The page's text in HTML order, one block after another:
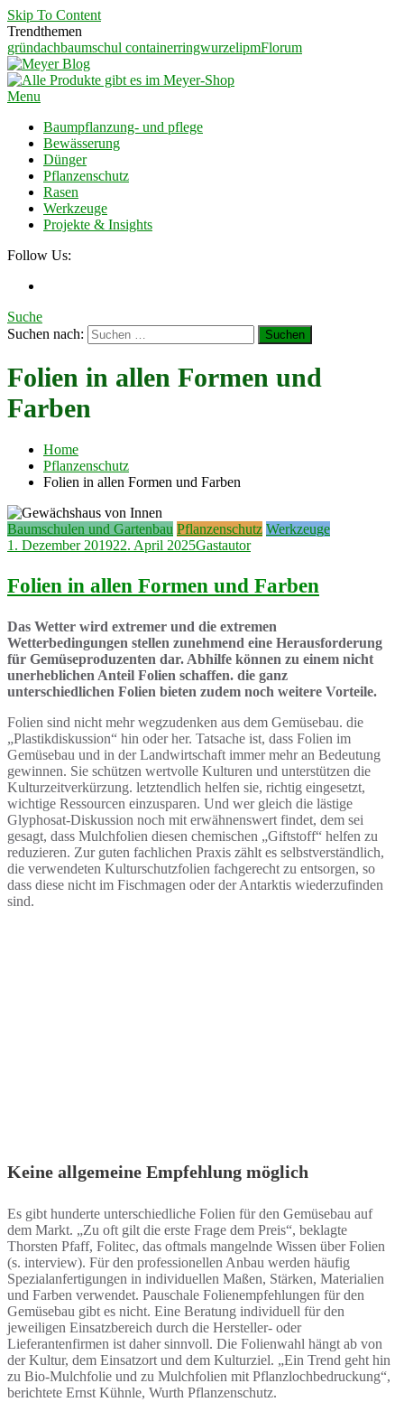
Skip To Content
Trendthemen
gründachbaumschul containerringwurzelipmFlorum
Meyer Blog
Ein Blog für Garten und Landschaftsbauer
Menu
Baumpflanzung- und pflege
Bewässerung
Dünger
Pflanzenschutz
Rasen
Werkzeuge
Projekte & Insights
Follow Us:
Suche
Suchen nach:
Folien in allen Formen und
Farben
Home
Pflanzenschutz
Folien in allen Formen und Farben
Baumschulen und Gartenbau Pflanzenschutz Werkzeuge
1. Dezember 201922. April 2025Gastautor
Folien in allen Formen und Farben
Das Wetter wird extremer und die extremen
Wetterbedingungen stellen zunehmend eine Herausforderung
für Gemüseproduzenten dar. Abhilfe können zu einem nicht
unerheblichen Anteil Folien schaffen. die ganz
unterschiedlichen Folien bieten zudem noch weitere Vorteile.
Folien sind nicht mehr wegzudenken aus dem Gemüsebau. die
„Plastikdiskussion“ hin oder her. Tatsache ist, dass Folien im
Gemüsebau und in der Landwirtschaft immer mehr an Bedeutung
gewinnen. Sie schützen wertvolle Kulturen und unterstützen die
Kulturzeitverkürzung. letztendlich helfen sie, richtig eingesetzt,
wichtige Ressourcen einzusparen. Und wer gleich die lästige
Glyphosat-Diskussion noch mit erwähnenswert findet, dem sei
gesagt, dass Mulchfolien diesen chemischen „Giftstoff“ helfen zu
reduzieren. Zur guten fachlichen Praxis zählt es selbstverständlich,
die verwendeten Kulturschutzfolien fachgerecht zu entsorgen, so
dass diese nicht im Fischmagen oder der Antarktis wiederzufinden
sind.
Keine allgemeine Empfehlung möglich
Es gibt hunderte unterschiedliche Folien für den Gemüsebau auf
dem Markt. „Zu oft gilt die erste Frage dem Preis“, beklagte
Thorsten Pfaff, Folitec, das oftmals mangelnde Wissen über Folien
(s. interview). Für den professionellen Anbau werden häufig
Spezialanfertigungen in individuellen Maßen, Stärken, Materialien
und Farben verwendet. Pauschale Folienempfehlungen für den
Gemüsebau gibt es nicht. Eine Beratung individuell für den
jeweiligen Einsatzbereich durch die Hersteller- oder
Lieferantenfirmen ist daher sinnvoll. Die Folienwahl hängt ab von
der Kultur, dem Einsatzort und dem Kulturziel. „Ein Trend geht hin
zu Bio-Mulchfolie und zu Mulchfolien mit Pflanzlochbedruckung“,
berichtete Ernst Kühnle, Wurth Pflanzenschutz.